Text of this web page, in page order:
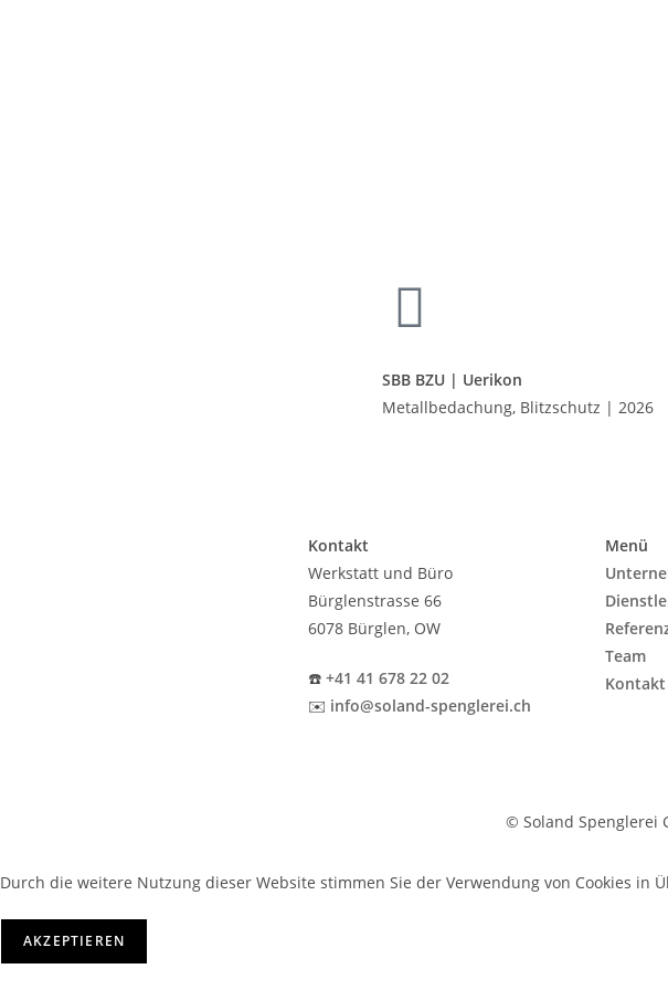
SBB BZU | Uerikon
Metallbedachung, Blitzschutz | 2026
Kontakt
Werkstatt und Büro
Bürglenstrasse 66
6078 Bürglen, OW
☎️ +41 41 678 22 02
✉️ info@soland-spenglerei.ch
Menü
Team
Kontakt
© Soland Spenglerei
Durch die weitere Nutzung dieser Website stimmen Sie der Verwendung von Cookies in
AKZEPTIEREN